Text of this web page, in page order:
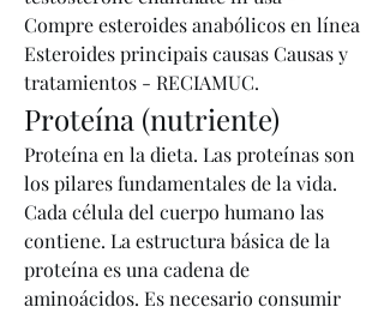
Compre esteroides anabólicos en línea
Esteroides principais causas Causas y
tratamientos - RECIAMUC.
Proteína (nutriente)
Proteína en la dieta. Las proteínas son
los pilares fundamentales de la vida.
Cada célula del cuerpo humano las
contiene. La estructura básica de la
proteína es una cadena de
aminoácidos. Es necesario consumir